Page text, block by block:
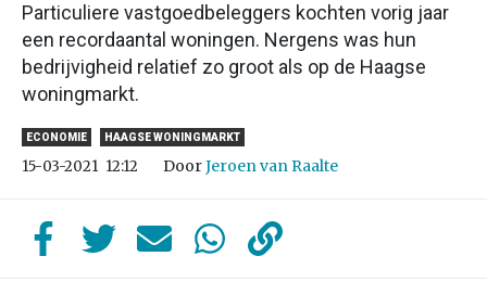
Particuliere vastgoedbeleggers kochten vorig jaar
een recordaantal woningen. Nergens was hun
bedrijvigheid relatief zo groot als op de Haagse
woningmarkt.
ECONOMIE HAAGSE WONINGMARKT
15-03-2021 12:12 DoorJeroen van Raalte